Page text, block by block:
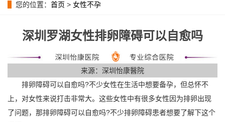
您的位置： 首页 > 女性不孕
深圳罗湖女性排卵障碍可以自愈吗
来源：深圳怡康醫院
排卵障碍可以自愈吗?不少女性在生活中想要备孕，但总怀不
上，对女性来说打击非常大。这些女性中有很多女性因为排卵出现
了问题，那排卵障碍可以自愈吗?不少排卵障碍患者想要了解下这个